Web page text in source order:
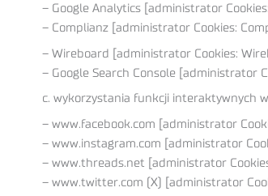
– Google Analytics [administrator Cookies:
– Complianz [administrator Cookies:
– Wireboard
[administrator Cookies:
– Google Search Console [administrator
c. wykorzystania funkcji interaktywnych
– www.facebook.com [administrator
– www.instagram.com [administrator
– www.threads.net [administrator
– www.twitter.com (X) [administrator